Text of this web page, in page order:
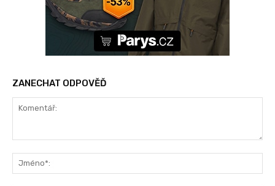
ZANECHAT ODPOVĚĎ